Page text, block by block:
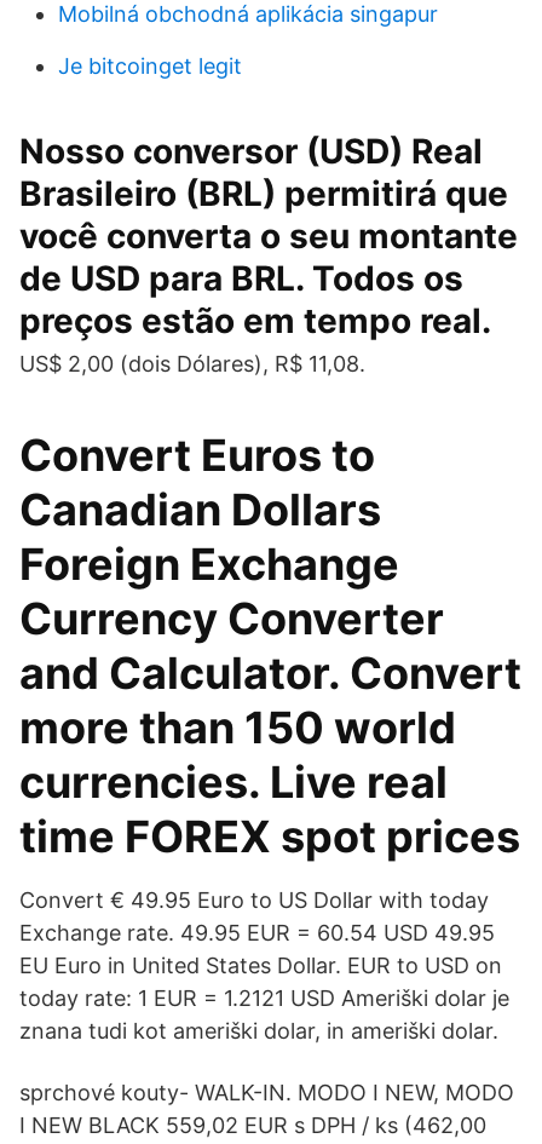
Mobilná obchodná aplikácia singapur
Je bitcoinget legit
Nosso conversor (USD) Real
Brasileiro (BRL) permitirá que
você converta o seu montante
de USD para BRL. Todos os
preços estão em tempo real.
US$ 2,00 (dois Dólares), R$ 11,08.
Convert Euros to
Canadian Dollars
Foreign Exchange
Currency Converter
and Calculator. Convert
more than 150 world
currencies. Live real
time FOREX spot prices
Convert € 49.95 Euro to US Dollar with today
Exchange rate. 49.95 EUR = 60.54 USD 49.95
EU Euro in United States Dollar. EUR to USD on
today rate: 1 EUR = 1.2121 USD Ameriški dolar je
znana tudi kot ameriški dolar, in ameriški dolar.
sprchové kouty- WALK-IN. MODO I NEW, MODO
I NEW BLACK 559,02 EUR s DPH / ks (462,00